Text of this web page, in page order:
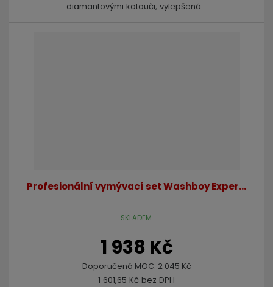
diamantovými kotouči, vylepšená...
Profesionální vymývací set Washboy Exper...
1 938 Kč
Doporučená MOC: 2 045 Kč
1 601,65 Kč bez DPH
SKLADEM